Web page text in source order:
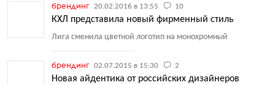
брендинг 20.02.2016 в 13:55 10
КХЛ представила новый фирменный стиль
Лига сменила цветной логотип на монохромный
брендинг 02.07.2015 в 15:30 2
Новая айдентика от российских дизайнеров